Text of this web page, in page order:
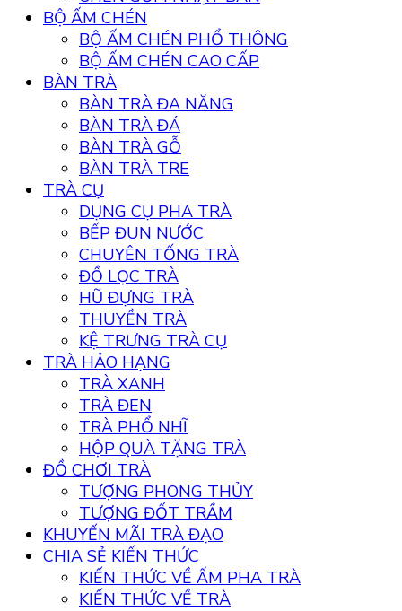
BỘ ẤM CHÉN
BỘ ẤM CHÉN PHỔ THÔNG
BỘ ẤM CHÉN CAO CẤP
BÀN TRÀ
BÀN TRÀ ĐA NĂNG
BÀN TRÀ ĐÁ
BÀN TRÀ GỖ
BÀN TRÀ TRE
TRÀ CỤ
DỤNG CỤ PHA TRÀ
BẾP ĐUN NƯỚC
CHUYÊN TỐNG TRÀ
ĐỒ LỌC TRÀ
HŨ ĐỰNG TRÀ
THUYỀN TRÀ
KỆ TRƯNG TRÀ CỤ
TRÀ HẢO HẠNG
TRÀ XANH
TRÀ ĐEN
TRÀ PHỔ NHĨ
HỘP QUÀ TẶNG TRÀ
ĐỒ CHƠI TRÀ
TƯỢNG PHONG THỦY
TƯỢNG ĐỐT TRẦM
KHUYẾN MÃI TRÀ ĐẠO
CHIA SẺ KIẾN THỨC
KIẾN THỨC VỀ ẤM PHA TRÀ
KIẾN THỨC VỀ TRÀ